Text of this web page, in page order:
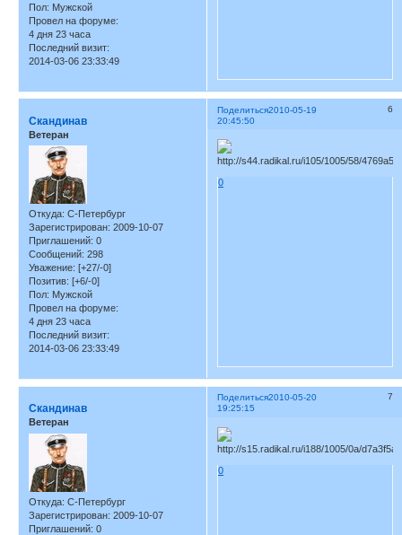
Пол: Мужской
Провел на форуме:
4 дня 23 часа
Последний визит:
2014-03-06 23:33:49
Поделиться 6
2010-05-19
20:45:50
Скандинав
Ветеран
Откуда: С-Петербург
Зарегистрирован: 2009-10-07
Приглашений: 0
Сообщений: 298
Уважение: [+27/-0]
Позитив: [+6/-0]
Пол: Мужской
Провел на форуме:
4 дня 23 часа
Последний визит:
2014-03-06 23:33:49
0
Поделиться 7
2010-05-20
19:25:15
Скандинав
Ветеран
Откуда: С-Петербург
Зарегистрирован: 2009-10-07
Приглашений: 0
0